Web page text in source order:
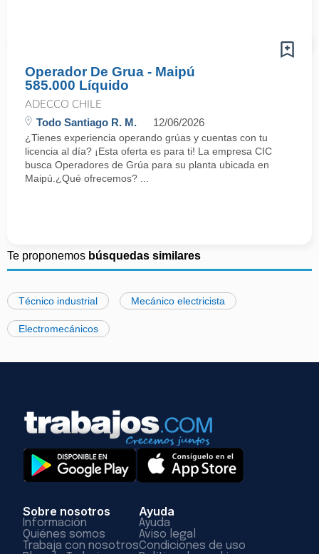
Operador De Grua - Maipú
585.000 Líquido
ADECCO CHILE
Todo Santiago R. M. 12/06/2026
¿Tienes experiencia operando grúas y cuentas con tu
licencia al día? ¡Esta oferta es para ti! La empresa CIC
busca Operadores de Grúa para su planta ubicada en
Maipú.¿Qué ofrecemos? ...
Te proponemos búsquedas similares
Técnico industrial Mecánico electricista
Electromecánicos
Sobre nosotros
Información
Quiénes somos
Trabaja con nosotros
Ayuda
Ayuda
Aviso legal
Condiciones de uso